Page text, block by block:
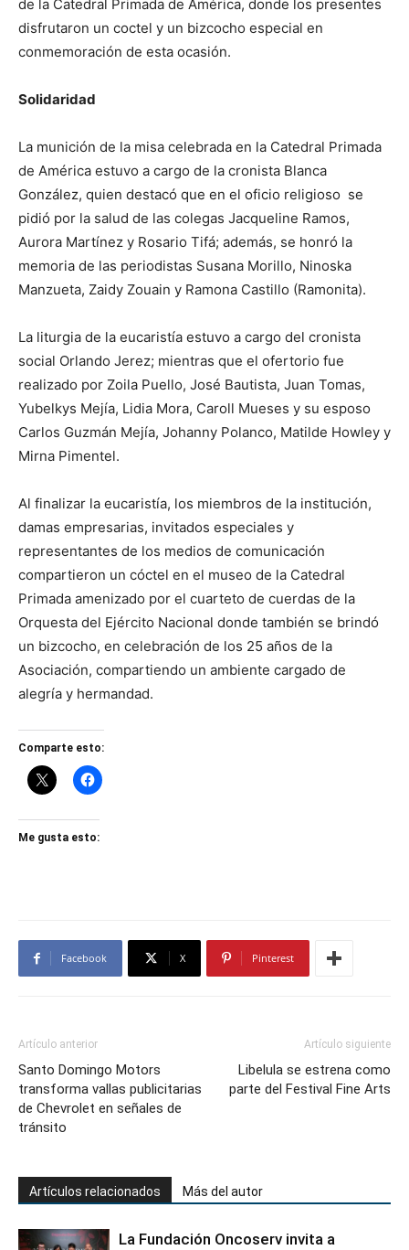
de la Catedral Primada de América, donde los presentes
disfrutaron un coctel y un bizcocho especial en
conmemoración de esta ocasión.
Solidaridad
La munición de la misa celebrada en la Catedral Primada
de América estuvo a cargo de la cronista Blanca
González, quien destacó que en el oficio religioso se
pidió por la salud de las colegas Jacqueline Ramos,
Aurora Martínez y Rosario Tifá; además, se honró la
memoria de las periodistas Susana Morillo, Ninoska
Manzueta, Zaidy Zouain y Ramona Castillo (Ramonita).
La liturgia de la eucaristía estuvo a cargo del cronista
social Orlando Jerez; mientras que el ofertorio fue
realizado por Zoila Puello, José Bautista, Juan Tomas,
Yubelkys Mejía, Lidia Mora, Caroll Mueses y su esposo
Carlos Guzmán Mejía, Johanny Polanco, Matilde Howley y
Mirna Pimentel.
Al finalizar la eucaristía, los miembros de la institución,
damas empresarias, invitados especiales y
representantes de los medios de comunicación
compartieron un cóctel en el museo de la Catedral
Primada amenizado por el cuarteto de cuerdas de la
Orquesta del Ejército Nacional donde también se brindó
un bizcocho, en celebración de los 25 años de la
Asociación, compartiendo un ambiente cargado de
alegría y hermandad.
Comparte esto:
Me gusta esto:
Facebook X Pinterest
Artículo anterior
Santo Domingo Motors
transforma vallas publicitarias
de Chevrolet en señales de
tránsito
Artículo siguiente
Libelula se estrena como
parte del Festival Fine Arts
Artículos relacionados Más del autor
La Fundación Oncoserv invita a